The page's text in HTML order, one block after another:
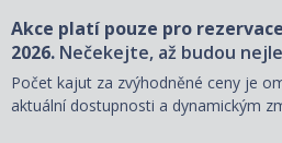
Akce platí pouze pro
2026. Nečekejte, až budou
Počet kajut za zvýhodněné ceny je
aktuální dostupnosti a dynamickým